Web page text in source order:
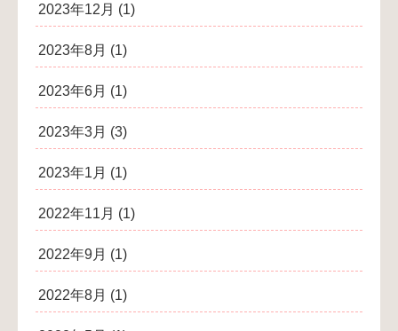
2023年12月 (1)
2023年8月 (1)
2023年6月 (1)
2023年3月 (3)
2023年1月 (1)
2022年11月 (1)
2022年9月 (1)
2022年8月 (1)